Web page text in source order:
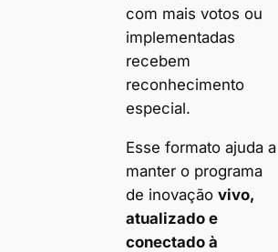
com mais votos ou
implementadas
recebem
reconhecimento
especial.
Esse formato ajuda a
manter o programa
de inovação vivo,
atualizado e
conectado à